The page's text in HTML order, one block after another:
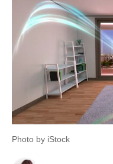
Photo by iStock